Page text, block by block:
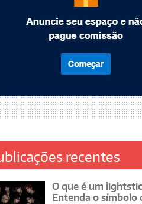
recentes
O que é um
Entenda o símbolo